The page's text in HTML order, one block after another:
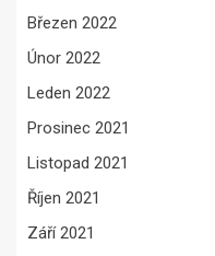
Březen 2022
Únor 2022
Leden 2022
Prosinec 2021
Listopad 2021
Říjen 2021
Září 2021